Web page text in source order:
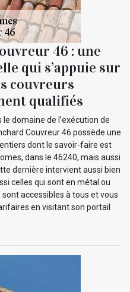
46 : une
qui s’appuie sur
couvreurs
qualifiés
domaine de l’exécution de
Couvreur 46 possède une
dont le savoir-faire est
dans le 46240, mais aussi
dernière intervient aussi bien
celles qui sont en métal ou
accessibles à tous et vous
en visitant son portail